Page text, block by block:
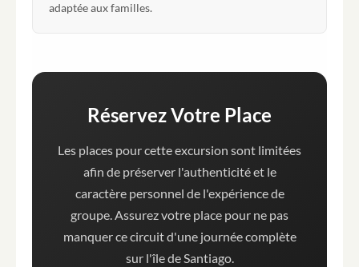
adaptée aux familles.
Réservez Votre Place
Les places pour cette excursion sont limitées
afin de préserver l'authenticité et le
caractère personnel de l'expérience de
groupe. Assurez votre place pour ne pas
manquer ce circuit d'une journée complète
sur l'île de Santiago.